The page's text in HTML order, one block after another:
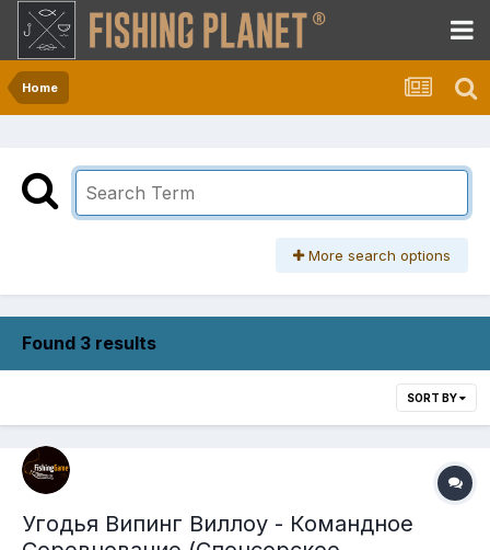
Home
More search options
Found 3 results
SORT BY
Угодья Випинг Виллоу - Командное